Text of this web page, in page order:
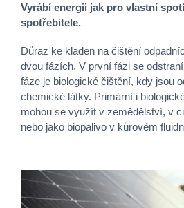
Vyrábí energii jak pro vlastní
spotřebitele.
Důraz ke kladen na čištění
dvou fázích. V první fázi se
fáze je biologické čištění, kdy jsou
chemické látky. Primární i
mohou se využít v zemědělství, v
nebo jako biopalivo v kůrovém